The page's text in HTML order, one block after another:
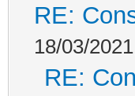
RE:
18/03/
RE: